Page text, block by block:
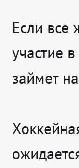
Если все
участие
займет